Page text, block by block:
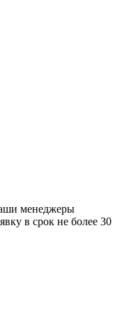
менеджеры
в срок не более 30